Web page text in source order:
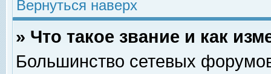
Вернуться наверх
» Что такое звание и как
Большинство сетевых